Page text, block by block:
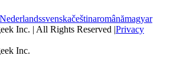
Nederlandssvenskačeštinaromânămagyar
Inc. | All Rights Reserved |Privacy
Inc.